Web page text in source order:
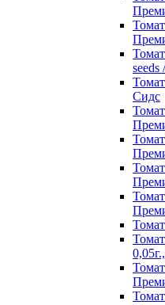
seeds
Сидс